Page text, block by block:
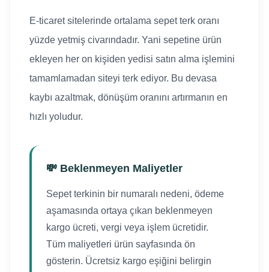
E-ticaret sitelerinde ortalama sepet terk oranı
yüzde yetmiş civarındadır. Yani sepetine ürün
ekleyen her on kişiden yedisi satın alma işlemini
tamamlamadan siteyi terk ediyor. Bu devasa
kaybı azaltmak, dönüşüm oranını artırmanın en
hızlı yoludur.
💸 Beklenmeyen Maliyetler
Sepet terkinin bir numaralı nedeni, ödeme
aşamasında ortaya çıkan beklenmeyen
kargo ücreti, vergi veya işlem ücretidir.
Tüm maliyetleri ürün sayfasında ön
gösterin. Ücretsiz kargo eşiğini belirgin